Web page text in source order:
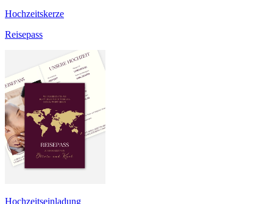
Hochzeitskerze
Reisepass
Hochzeitseinladung